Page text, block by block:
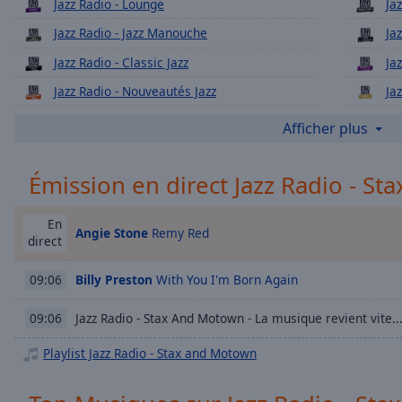
Descriptions
descriptions
off ,
subtitles
settings,
opens
subtitles
dialog
off,
selected
Jazz Radio - Lounge
Jazz Radio - Jazz Manouche
Jazz Radio - Classic Jazz
Jazz Radio - Nouveautés Jazz
Jazz Radio - Electro Swing
Jazz Radio - Only Women
Jazz Radio - Jazz and Cinéma
Jazz Radio - Latin Jazz
Afficher plus
Émission en direct Jazz Radio -
En
direct
Angie Stone Remy Red
09:06 Billy Preston With You I'm Born Again
09:06 Jazz Radio - Stax And Motown - La musique revient vite...
Playlist Jazz Radio - Stax and Motown